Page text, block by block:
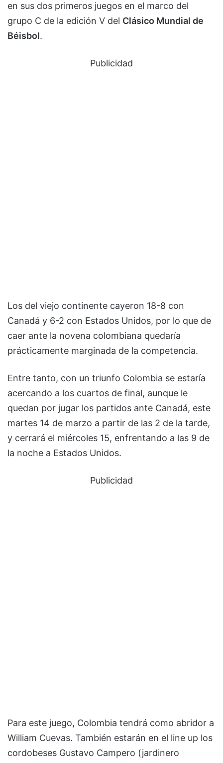
en sus dos primeros juegos en el marco del
grupo C de la edición V del Clásico Mundial de
Béisbol.
Publicidad
Los del viejo continente cayeron 18-8 con
Canadá y 6-2 con Estados Unidos, por lo que de
caer ante la novena colombiana quedaría
prácticamente marginada de la competencia.
Entre tanto, con un triunfo Colombia se estaría
acercando a los cuartos de final, aunque le
quedan por jugar los partidos ante Canadá, este
martes 14 de marzo a partir de las 2 de la tarde,
y cerrará el miércoles 15, enfrentando a las 9 de
la noche a Estados Unidos.
Publicidad
Para este juego, Colombia tendrá como abridor a
William Cuevas. También estarán en el line up los
cordobeses Gustavo Campero (jardinero